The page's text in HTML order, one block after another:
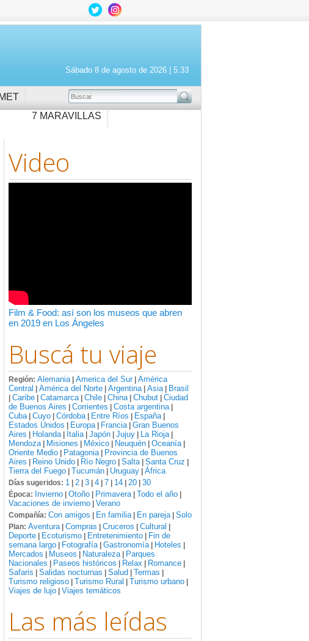
Sábado 8 de agosto de 2026 | 5:33
BUSCAR
7 MARAVILLAS
Video
Film & Food: así son los museos que abren
en 2019 en Los Ángeles
Buscá tu viaje
Región: Alemania| America del Sur| América
Central
América del Norte Argentina| Asia| Brasil
Caribe Catamarca| Chile China| Chubut Ciudad
de Buenos Aires
Corrientes Costa argentina|
Cuba| Cuyo Córdoba| Entre Ríos España|
Estados Unidos Europa| Francia| Gran Buenos
Aires
Holanda| Italia| Japón Jujuy La Rioja|
Mendoza| Misiones México Neuquén Oceanía|
Oriente Medio Patagonia|
Provincia de Buenos
Aires
Reino Unido Río Negro Salta| Santa Cruz
Tierra del Fuego Tucumán Uruguay África
Días sugeridos: 1 2 3 4 7 14 20 30
Época: Invierno Otoño Primavera| Todo el año
Vacaciones de invierno Verano
Compañía: Con amigos En familia| En pareja| Solo
Plan: Aventura| Compras Cruceros Cultural
Deporte Ecoturismo Entretenimiento
Fin de
semana largo
Fotografía| Gastronomía| Hoteles
Mercados Museos Naturaleza|
Parques
Nacionales
Paseos históricos Relax Romance
Safaris Salidas nocturnas Salud Termas
Turismo religioso Turismo Rural Turismo urbano
Viajes de lujo Viajes temáticos
Las más leídas